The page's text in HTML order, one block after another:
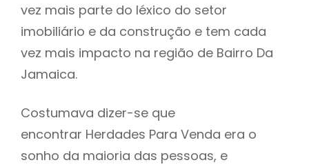
vez mais parte do léxico do setor
imobiliário e da construção e tem cada
vez mais impacto na região de Bairro Da
Jamaica.
Costumava dizer-se que
encontrar Herdades Para Venda era o
sonho da maioria das pessoas, e